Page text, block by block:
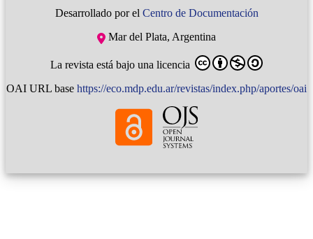
Desarrollado por el Centro de Documentación
Mar del Plata, Argentina
La revista está bajo una licencia
OAI URL base https://eco.mdp.edu.ar/revistas/index.php/aportes/oai